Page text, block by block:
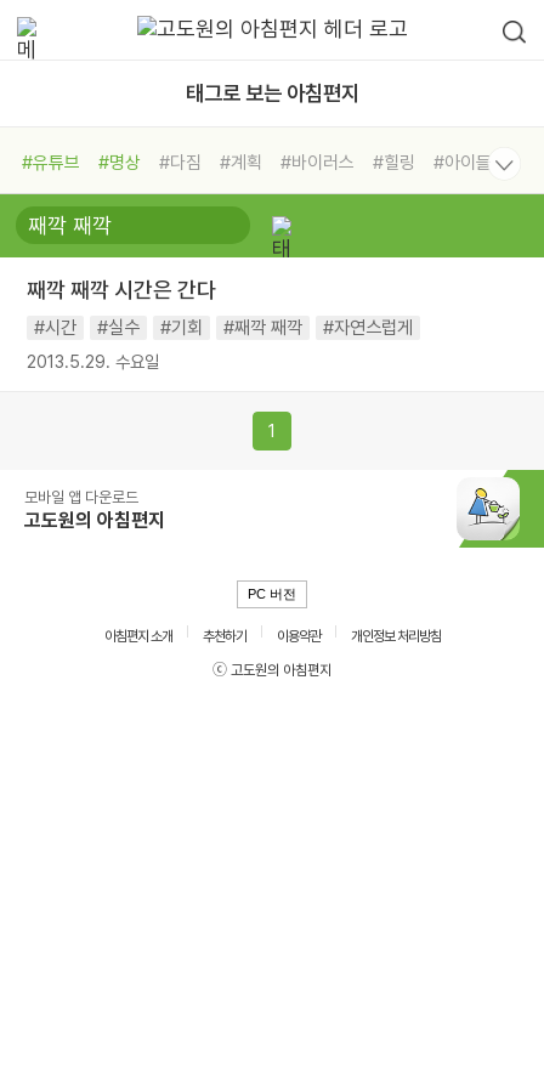
태그로 보는 아침편지
#유튜브 #명상 #다짐 #계획 #바이러스 #힐링
#아이들
#비전캠프
#독서캠프 #삶
#희망
#나눔 #친구 #링컨학교
#독서
#건강 #면역력
째깍 째깍 시간은 간다
#시간 #실수 #기회 #째깍 째깍 #자연스럽게
2013.5.29. 수요일
1
모바일 앱 다운로드
고도원의 아침편지
PC 버전
아침편지 소개 추천하기 이용약관
개인정보 처리방침
ⓒ 고도원의 아침편지